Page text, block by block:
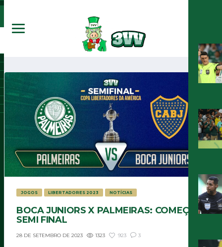
JOGOS LIBERTADORES 2023 NOTÍCIAS
BOCA JUNIORS X PALMEIRAS: COMEÇA A
SEMI FINAL
28 DE SETEMBRO DE 2023 1323 923 3